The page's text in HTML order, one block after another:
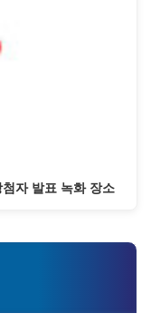
자 발표 녹화 장소